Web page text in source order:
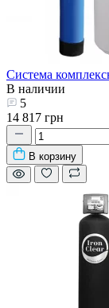
Система
В наличии
5
14 817 грн
В корзину